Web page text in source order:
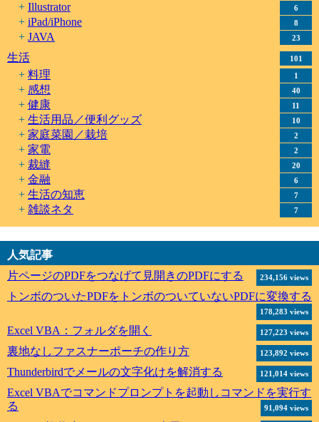
Illustrator 6
iPad/iPhone 8
JAVA 23
生活 101
料理 1
感想 40
健康 11
生活用品／便利グッズ 10
家庭菜園／栽培 2
家電 2
裁縫 20
金融 6
生活の知恵 7
雑談ネタ 7
人気記事
片ページのPDFをつなげて見開きのPDFにする
234,156 views
トンボのついたPDFをトンボのついていないPDFに変換する
178,283 views
Excel VBA：フォルダを開く 127,223 views
裏地なしファスナーポーチの作り方 123,892 views
Thunderbirdでメールの文字化けを解消する 121,014 views
Excel VBAでコマンドプロンプトを起動しコマンドを実行す
る
91,094 views